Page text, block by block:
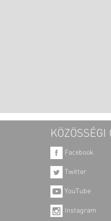
KÖZÖSSÉGI
Facebook
Twitter
YouTube
Instagram